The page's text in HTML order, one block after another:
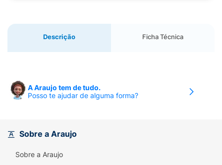
Descrição Ficha Técnica
A Araujo tem de tudo.
Posso te ajudar de alguma forma?
Sobre a Araujo
Sobre a Araujo